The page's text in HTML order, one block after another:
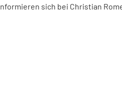
sich bei Christian